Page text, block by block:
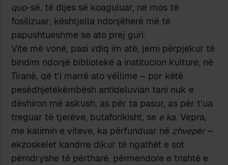
quo-së, të dijes së koaguluar, në mos të
fosilizuar; kështjella ndonjëherë më të
papushtueshme se ato prej guri.
Vite më vonë, pasi vdiq im atë, jemi përpjekur të
bindim ndonjë bibliotekë a institucion kulture, në
Tiranë, që t’i marrë ato vëllime – por këtë
pesëdhjetëkëmbësh antideluvian tani nuk e
dëshiron më askush, as për ta pasur, as për t’ua
treguar të tjerëve, butaforikisht, se e ka. Vepra,
me kalimin e viteve, ka përfunduar në zhvepër–
ekzoskelet kandrre dikur të ngathët e sot
përndryshe të përtharë, përmendore e trishtë e